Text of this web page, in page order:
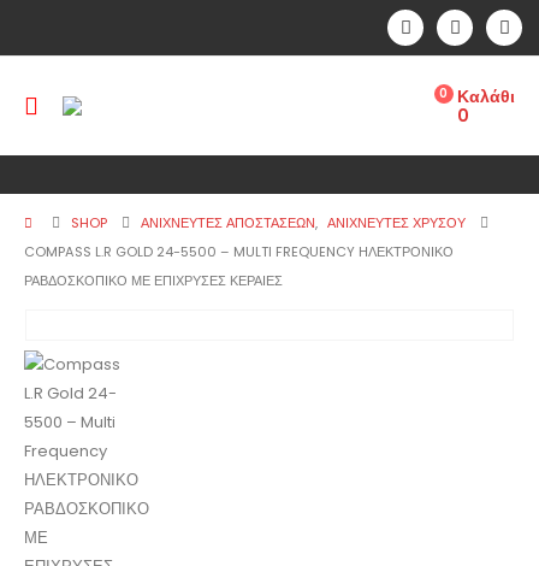
0
Καλάθι
0
SHOP ΑΝΙΧΝΕΥΤΕΣ ΑΠΟΣΤΑΣΕΩΝ, ΑΝΙΧΝΕΥΤΈΣ ΧΡΥΣΟΎ
COMPASS L.R GOLD 24-5500 – MULTI FREQUENCY ΗΛΕΚΤΡΟΝΙΚΟ
ΡΑΒΔΟΣΚΟΠΙΚΟ ΜΕ ΕΠΙΧΡΥΣΕΣ ΚΕΡΑΙΕΣ